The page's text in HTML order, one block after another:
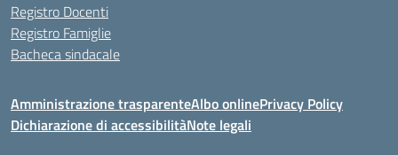
Registro Docenti
Registro Famiglie
Bacheca sindacale
Amministrazione trasparenteAlbo onlinePrivacy Policy
Dichiarazione di accessibilitàNote legali